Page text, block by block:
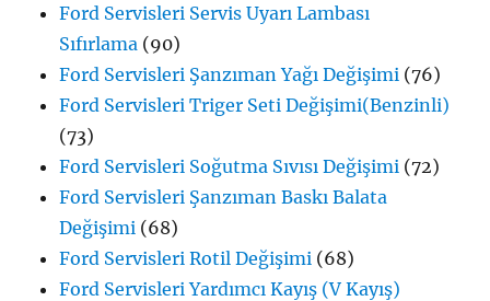
Ford Servisleri Servis Uyarı Lambası
Sıfırlama (90)
Ford Servisleri Şanzıman Yağı Değişimi (76)
Ford Servisleri Triger Seti Değişimi(Benzinli)
(73)
Ford Servisleri Soğutma Sıvısı Değişimi (72)
Ford Servisleri Şanzıman Baskı Balata
Değişimi (68)
Ford Servisleri Rotil Değişimi (68)
Ford Servisleri Yardımcı Kayış (V Kayış)